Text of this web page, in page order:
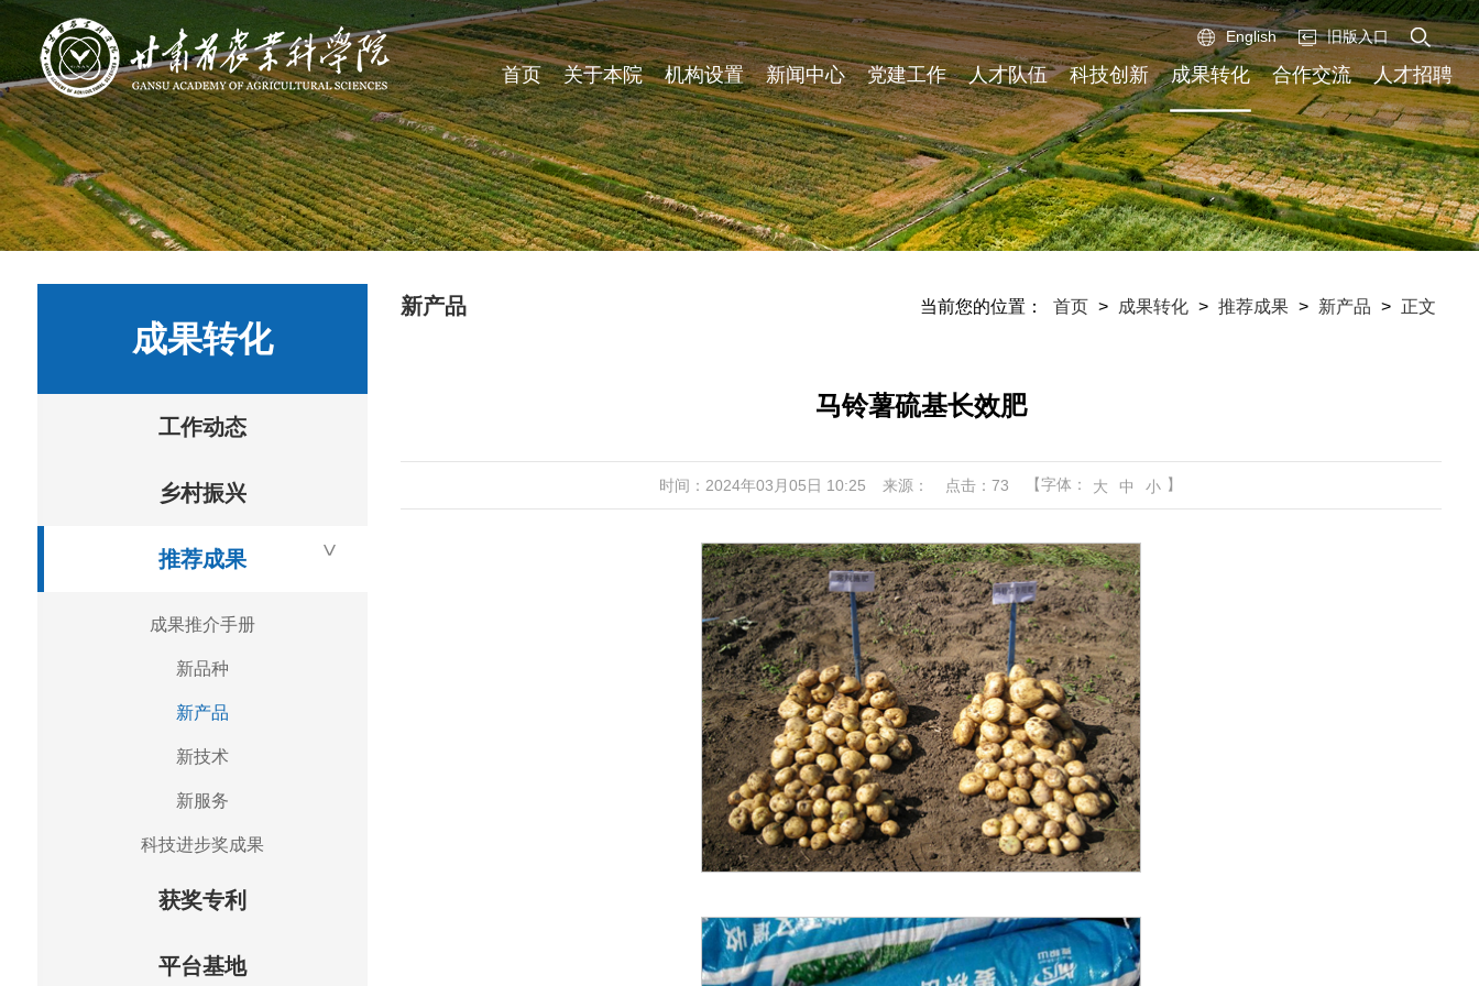
旧版入口
English
首页 关于本院 机构设置 新闻中心 党建工作 人才队伍 科技创新 成果转化 合作交流 人才招聘
成果转化
工作动态
乡村振兴
推荐成果 >
成果推介手册
新品种
新产品
新技术
新服务
科技进步奖成果
获奖专利
平台基地
新产品 当前您的位置： 首页 > 成果转化 > 推荐成果 > 新产品 > 正文
马铃薯硫基长效肥
时间：2024年03月05日 10:25 来源： 点击：73 【字体： 大 中 小 】